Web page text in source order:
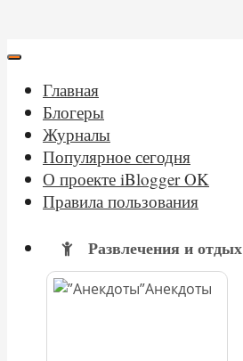
Главная
Блогеры
Журналы
Популярное сегодня
О проекте iBlogger OK
Правила пользования
Развлечения и отдых
Анекдоты